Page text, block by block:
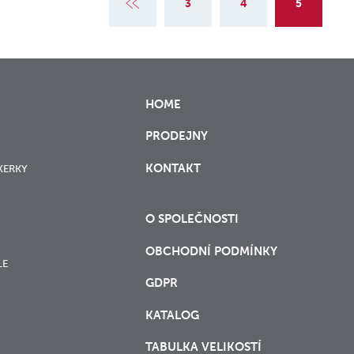
2 3 4 5
HOME
PRODEJNY
KONTAKT
O SPOLEČNOSTI
OBCHODNÍ PODMÍNKY
GDPR
KATALOG
TABULKA VELIKOSTÍ